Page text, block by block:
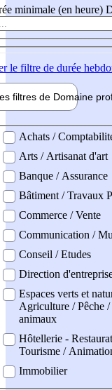
minimale (en heure)
le filtre de durée
filtres de Domaine pro
professionel
Achats /
Arts / Artisanat d'art
Banque / Assurance
Bâtiment / Travaux
Commerce / Vente
Communication /
Conseil / Etudes
Direction
Espaces verts et
Agriculture / Pêche
animaux
Hôtellerie -
Tourisme /
Immobilier